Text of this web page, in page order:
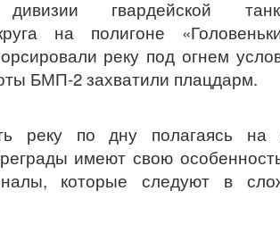
гвардейской
на полигоне
реку под огнем
БМП-2 захватили плацдарм.
реку по дну полагаясь на
имеют свою
которые следуют в